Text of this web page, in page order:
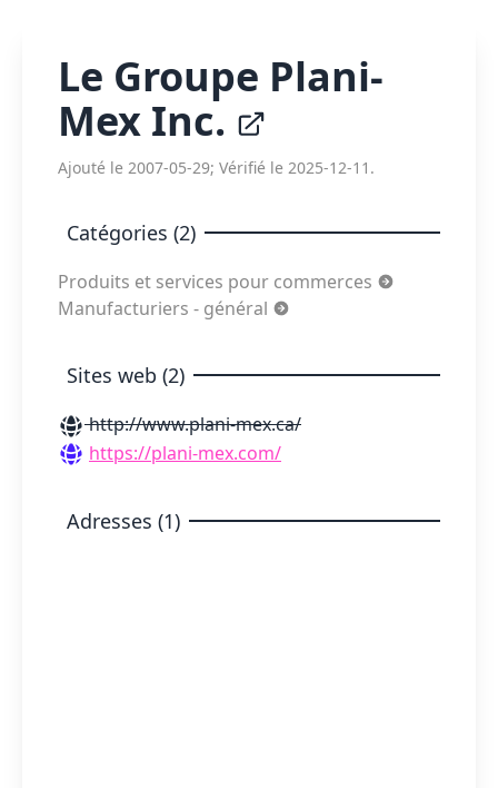
Le Groupe Plani-
Mex Inc.
Ajouté le 2007-05-29; Vérifié le 2025-12-11.
Catégories (2)
Produits et services pour commerces
Manufacturiers - général
Sites web (2)
http://www.plani-mex.ca/
https://plani-mex.com/
Adresses (1)